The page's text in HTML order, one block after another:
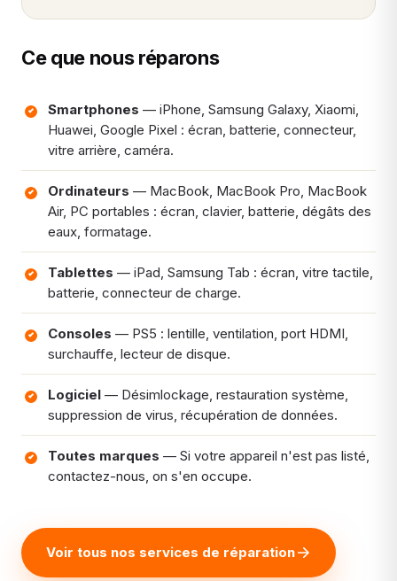
Ce que nous réparons
Smartphones — iPhone, Samsung Galaxy, Xiaomi,
Huawei, Google Pixel : écran, batterie, connecteur,
vitre arrière, caméra.
Ordinateurs — MacBook, MacBook Pro, MacBook
Air, PC portables : écran, clavier, batterie, dégâts des
eaux, formatage.
Tablettes — iPad, Samsung Tab : écran, vitre tactile,
batterie, connecteur de charge.
Consoles — PS5 : lentille, ventilation, port HDMI,
surchauffe, lecteur de disque.
Logiciel — Désimlockage, restauration système,
suppression de virus, récupération de données.
Toutes marques — Si votre appareil n'est pas listé,
contactez-nous, on s'en occupe.
Voir tous nos services de réparation